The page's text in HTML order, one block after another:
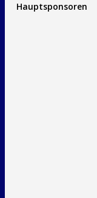
Hauptsponsoren